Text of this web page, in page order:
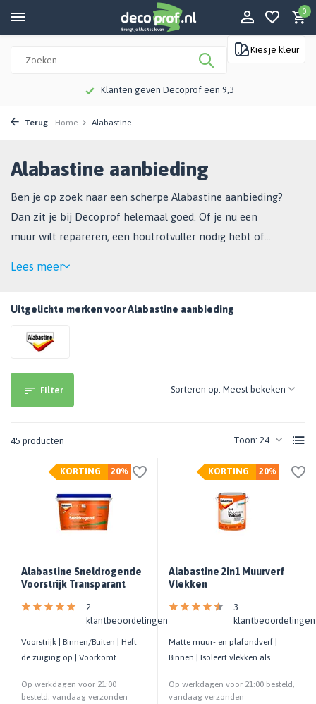
0
Kies je kleur
Klanten geven Decoprof een 9,3
Terug Home Alabastine
Alabastine aanbieding
Ben je op zoek naar een scherpe Alabastine aanbieding?
Dan zit je bij Decoprof helemaal goed. Of je nu een
muur wilt repareren, een houtrotvuller nodig hebt of
Lees meer
Uitgelichte merken voor Alabastine aanbieding
Filter
45 producten Toon:
Sorteren op:
20%
KORTING
Alabastine Sneldrogende
Voorstrijk Transparant
2
klantbeoordelingen
Voorstrijk | Binnen/Buiten | Heft
de zuiging op | Voorkomt
Op werkdagen voor 21:00
besteld, vandaag verzonden
20%
KORTING
Alabastine 2in1 Muurverf
Vlekken
3
klantbeoordelingen
Matte muur- en plafondverf |
Binnen | Isoleert vlekken als
Op werkdagen voor 21:00 besteld,
vandaag verzonden